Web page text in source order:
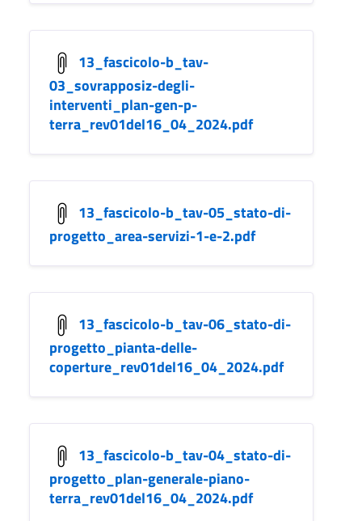
13_fascicolo-b_tav-
03_sovrapposiz-degli-
interventi_plan-gen-p-
terra_rev01del16_04_2024.pdf
13_fascicolo-b_tav-05_stato-di-
progetto_area-servizi-1-e-2.pdf
13_fascicolo-b_tav-06_stato-di-
progetto_pianta-delle-
coperture_rev01del16_04_2024.pdf
13_fascicolo-b_tav-04_stato-di-
progetto_plan-generale-piano-
terra_rev01del16_04_2024.pdf